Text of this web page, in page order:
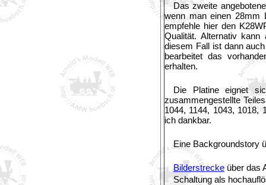
Das zweite
wenn man einen 28mm
empfehle hier den
Qualität. Alternativ
diesem Fall ist dann
bearbeitet das
erhalten.
Die Platine eignet
zusammengestellte
1044, 1144, 1043, 1018,
ich dankbar.
Eine Backgroundstory
Bilderstrecke über das
Schaltung als